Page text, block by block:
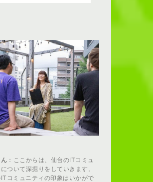
：ここからは、仙台のITコミュ
ついて深掘りをしていきます。
コミュニティの印象はいかがで